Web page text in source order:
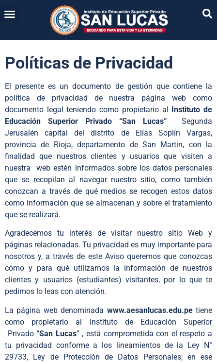
Políticas de Privacidad
El presente es un documento de gestión que contiene la
política de privacidad de nuestra página web como
documento legal teniendo como propietario al Instituto de
Educación Superior Privado “San Lucas” Segunda
Jerusalén capital del distrito de Elías Soplín Vargas,
provincia de Rioja, departamento de San Martin, con la
finalidad que nuestros clientes y usuarios que visiten a
nuestra web estén informados sobre los datos personales
que se recopilan al navegar nuestro sitio, como también
conozcan a través de qué medios se recogen estos datos
como información que se almacenan y sobre el tratamiento
que se realizará.
Agradecemos tu interés de visitar nuestro sitio Web y
páginas relacionadas. Tu privacidad es muy importante para
nosotros y, a través de este Aviso queremos que conozcas
cómo y para qué utilizamos la información de nuestros
clientes y usuarios (estudiantes) visitantes, por lo que te
pedimos lo leas con atención.
La página web denominada www.aesanlucas.edu.petiene
como propietario al Instituto de Educación Superior
Privado“San Lucas” , está comprometida con el respeto a
tu privacidad conforme a los lineamientos de la Ley N°
29733, Ley de Protección de Datos Personales; en ese